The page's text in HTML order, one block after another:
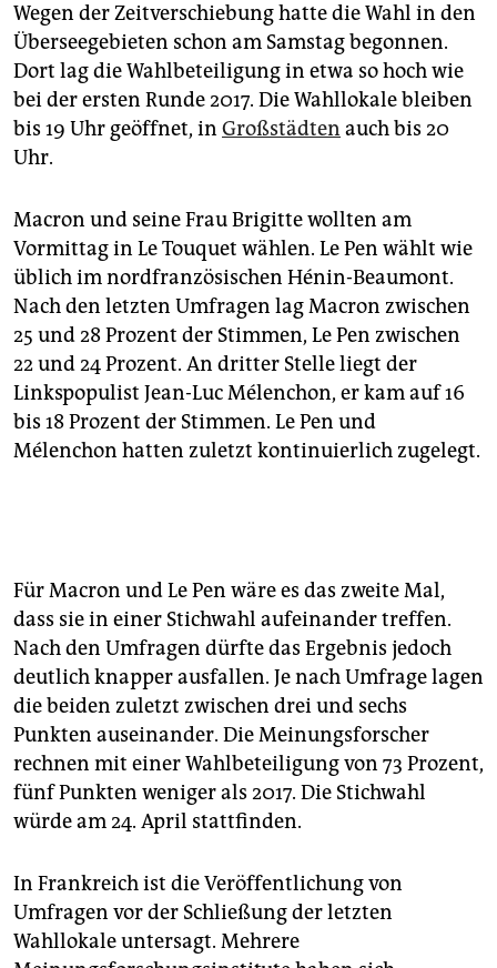
Wegen der Zeitverschiebung hatte die Wahl in den
Überseegebieten schon am Samstag begonnen.
Dort lag die Wahlbeteiligung in etwa so hoch wie
bei der ersten Runde 2017. Die Wahllokale bleiben
bis 19 Uhr geöffnet, in Großstädten auch bis 20
Uhr.
Macron und seine Frau Brigitte wollten am
Vormittag in Le Touquet wählen. Le Pen wählt wie
üblich im nordfranzösischen Hénin-Beaumont.
Nach den letzten Umfragen lag Macron zwischen
25 und 28 Prozent der Stimmen, Le Pen zwischen
22 und 24 Prozent. An dritter Stelle liegt der
Linkspopulist Jean-Luc Mélenchon, er kam auf 16
bis 18 Prozent der Stimmen. Le Pen und
Mélenchon hatten zuletzt kontinuierlich zugelegt.
Für Macron und Le Pen wäre es das zweite Mal,
dass sie in einer Stichwahl aufeinander treffen.
Nach den Umfragen dürfte das Ergebnis jedoch
deutlich knapper ausfallen. Je nach Umfrage lagen
die beiden zuletzt zwischen drei und sechs
Punkten auseinander. Die Meinungsforscher
rechnen mit einer Wahlbeteiligung von 73 Prozent,
fünf Punkten weniger als 2017. Die Stichwahl
würde am 24. April stattfinden.
In Frankreich ist die Veröffentlichung von
Umfragen vor der Schließung der letzten
Wahllokale untersagt. Mehrere